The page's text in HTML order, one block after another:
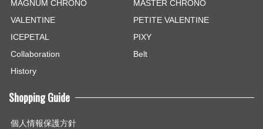
MAGNUM CHRONO
MASTER CHRONO
VALENTINE
PETITE VALENTINE
ICEPETAL
PIXY
Collaboration
Belt
History
Shopping Guide
個人情報保護方針